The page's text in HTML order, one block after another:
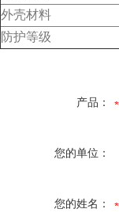
外壳材料
防护等级
产品：
您的单位：
您的姓名：